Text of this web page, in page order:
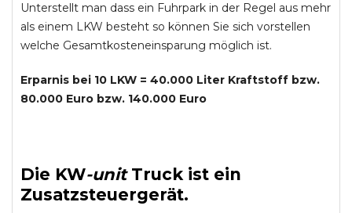
Unterstellt man dass ein Fuhrpark in der Regel aus mehr
als einem LKW besteht so können Sie sich vorstellen
welche Gesamtkosteneinsparung möglich ist.
Erparnis bei 10 LKW = 40.000 Liter Kraftstoff bzw.
80.000 Euro bzw. 140.000 Euro
Die KW-unit Truckist ein
Zusatzsteuergerät.